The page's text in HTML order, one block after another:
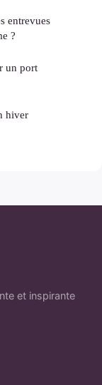
entrevues
?
un port
hiver
et inspirante